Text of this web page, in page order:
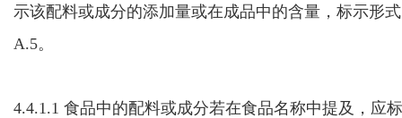
示该配料或成分的添加量或在成品中的含量， 标示形
A.5。
4.4.1.1 食品中的配料或成分若在食品名称中提及， 应